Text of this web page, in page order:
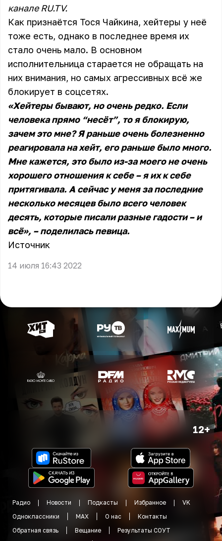
канале RU.TV.
Как признаётся Тося Чайкина, хейтеры у неё
тоже есть, однако в последнее время их
стало очень мало. В основном
исполнительница старается не обращать на
них внимания, но самых агрессивных всё же
блокирует в соцсетях.
«Хейтеры бывают, но очень редко. Если
человека прямо “несёт”, то я блокирую,
зачем это мне? Я раньше очень болезненно
реагировала на хейт, его раньше было много.
Мне кажется, это было из-за моего не очень
хорошего отношения к себе – я их к себе
притягивала. А сейчас у меня за последние
несколько месяцев было всего человек
десять, которые писали разные гадости – и
всё», – поделилась певица.
Источник
14 июля 16:43 2022
12+
Радио Новости Подкасты Избранное
VK
Одноклассники
MAX О нас
Контакты
Обратная связь
Вещание
Результаты СОУТ